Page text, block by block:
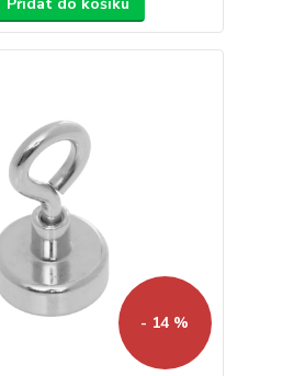
- 14 %